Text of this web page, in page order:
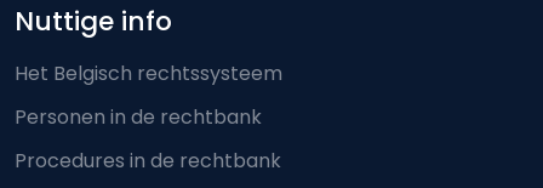
Nuttige info
Het Belgisch rechtssysteem
Personen in de rechtbank
Procedures in de rechtbank